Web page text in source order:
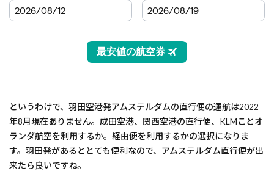
というわけで、羽田空港発アムステルダムの直行便の運航は2022
年8月現在ありません。成田空港、関西空港の直行便、KLMことオ
ランダ航空を利用するか。経由便を利用するかの選択になりま
す。羽田発があるととても便利なので、アムステルダム直行便が出
来たら良いですね。